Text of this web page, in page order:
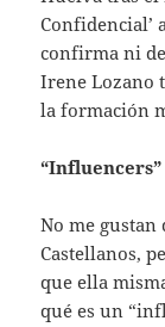
Confidencial’
confirma ni
Irene Lozano
la formación
No me gustan
Castellanos,
que ella
qué es un